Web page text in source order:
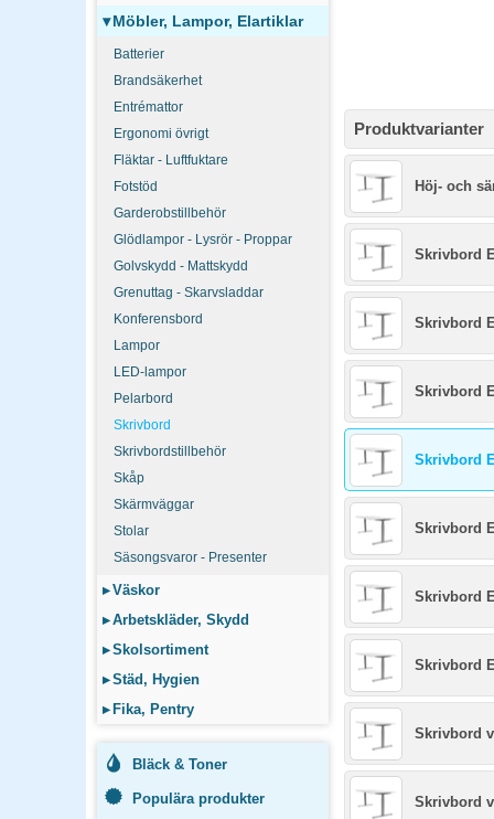
▾Möbler, Lampor, Elartiklar
Batterier
Brandsäkerhet
Entrémattor
Ergonomi övrigt
Fläktar - Luftfuktare
Fotstöd
Garderobstillbehör
Glödlampor - Lysrör - Proppar
Golvskydd - Mattskydd
Grenuttag - Skarvsladdar
Konferensbord
Lampor
LED-lampor
Pelarbord
Skrivbord
Skrivbordstillbehör
Skåp
Skärmväggar
Stolar
Säsongsvaror - Presenter
▸Väskor
▸Arbetskläder, Skydd
▸Skolsortiment
▸Städ, Hygien
▸ Fika, Pentry
Bläck & Toner
Populära produkter
Produktvarianter
Höj- och
Skrivbord
Skrivbord
Skrivbord
Skrivbord
Skrivbord
Skrivbord
Skrivbord
Skrivbord
Skrivbord